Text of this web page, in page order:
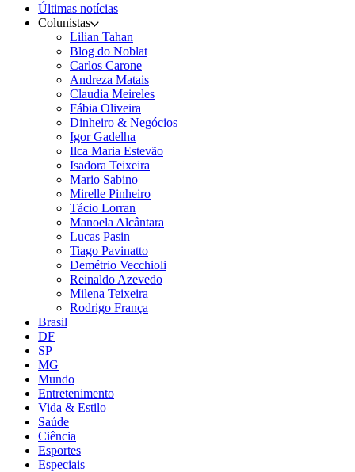
Últimas notícias
Colunistas
Lilian Tahan
Blog do Noblat
Carlos Carone
Andreza Matais
Claudia Meireles
Fábia Oliveira
Dinheiro & Negócios
Igor Gadelha
Ilca Maria Estevão
Isadora Teixeira
Mario Sabino
Mirelle Pinheiro
Tácio Lorran
Manoela Alcântara
Lucas Pasin
Tiago Pavinatto
Demétrio Vecchioli
Reinaldo Azevedo
Milena Teixeira
Rodrigo França
Brasil
DF
SP
MG
Mundo
Entretenimento
Vida & Estilo
Saúde
Ciência
Esportes
Especiais